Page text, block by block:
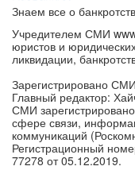
Знаем все о
Учредителем СМИ
юристов и
ликвидации,
Зарегистрировано
Главный редактор:
СМИ
сфере связи,
коммуникаций
Регистрационный
77278 от 05.12.2019.